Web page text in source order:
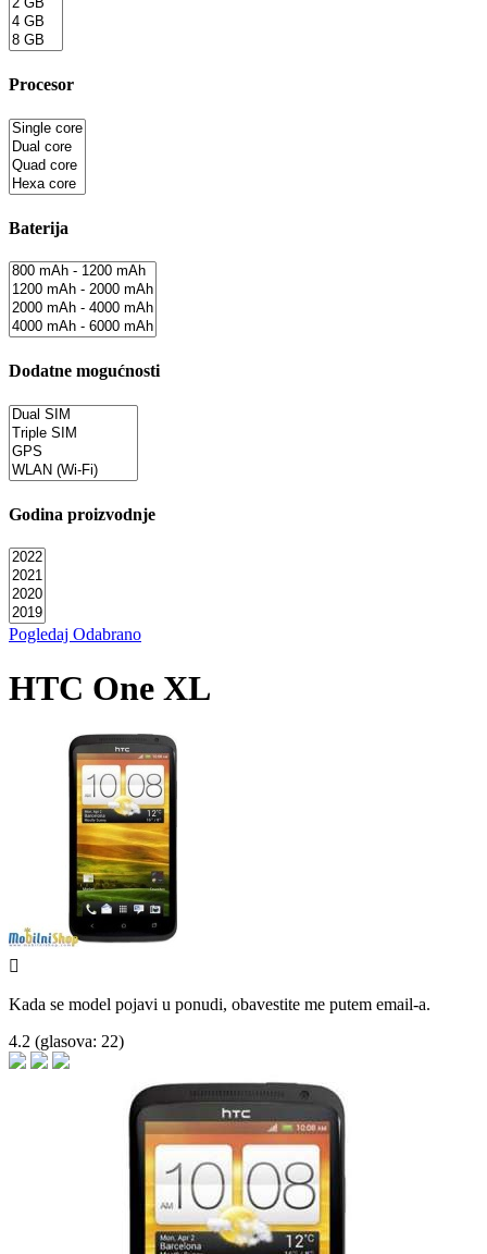
Procesor
Baterija
Dodatne mogućnosti
Godina proizvodnje
Pogledaj Odabrano
HTC One XL

Kada se model pojavi u ponudi, obavestite me putem email-a.
4.2 (glasova: 22)